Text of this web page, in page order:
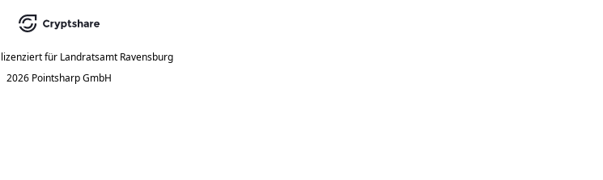
lizenziert für Landratsamt Ravensburg
2026 Pointsharp GmbH